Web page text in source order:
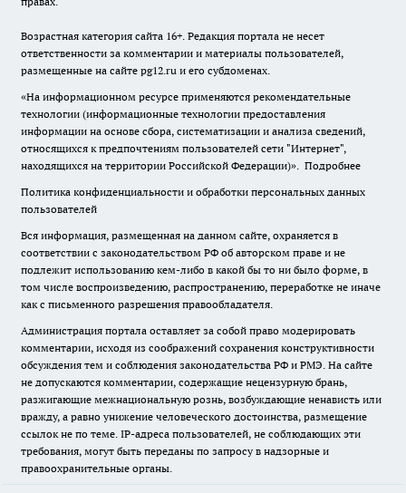
Возрастная категория сайта 16+. Редакция портала не несет
ответственности за комментарии и материалы пользователей,
размещенные на сайте pg12.ru и его субдоменах.
«На информационном ресурсе применяются рекомендательные
технологии (информационные технологии предоставления
информации на основе сбора, систематизации и анализа сведений,
относящихся к предпочтениям пользователей сети "Интернет",
находящихся на территории Российской Федерации)». Подробнее
Политика конфиденциальности и обработки персональных данных
пользователей
Вся информация, размещенная на данном сайте, охраняется в
соответствии с законодательством РФ об авторском праве и не
подлежит использованию кем-либо в какой бы то ни было форме, в
том числе воспроизведению, распространению, переработке не иначе
как с письменного разрешения правообладателя.
Администрация портала оставляет за собой право модерировать
комментарии, исходя из соображений сохранения конструктивности
обсуждения тем и соблюдения законодательства РФ и РМЭ. На сайте
не допускаются комментарии, содержащие нецензурную брань,
разжигающие межнациональную рознь, возбуждающие ненависть или
вражду, а равно унижение человеческого достоинства, размещение
ссылок не по теме. IP-адреса пользователей, не соблюдающих эти
требования, могут быть переданы по запросу в надзорные и
правоохранительные органы.